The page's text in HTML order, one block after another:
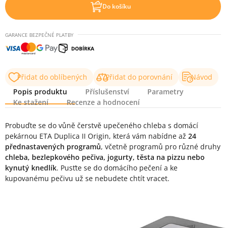
Do košíku
GARANCE BEZPEČNÉ PLATBY
Přidat do oblíbených Přidat do porovnání
Návod
Popis produktu
Příslušenství
Parametry
Ke stažení
Recenze a hodnocení
Popis produktu
Probuďte se do vůně čerstvě upečeného chleba s domácí
pekárnou ETA Duplica II Origin, která vám nabídne až 24
přednastavených programů, včetně programů pro různé druhy
chleba, bezlepkového pečiva, jogurty, těsta na pizzu nebo
kynutý knedlík. Pusťte se do domácího pečení a ke
kupovanému pečivu už se nebudete chtít vracet.